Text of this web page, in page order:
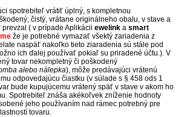
spotrebiteľ vrátiť úplný, s kompletnou
čistý, vrátane originálneho obalu, v stave a
prevzal ( v prípade Aplikácii ewelink a smart
že je potrebné vymazať všektý zariadenia z
naspäť nakoľko tieto ziaradenia sú stále pod
ich ďalej používať pokiaľ su priradené účtu.). V
tovar nekompletný či poškodený
alebo nálepka), môže predávajúci vrátenú
odpovedajúcu čiastku (v súlade s § 458 ods 1
bude kupujúcemu vrátený späť v stave v akom ho
Spotrebiteľ znáša akékoľvek zníženie hodnoty
jeho používaním nad rámec potrebný pre
tovaru.